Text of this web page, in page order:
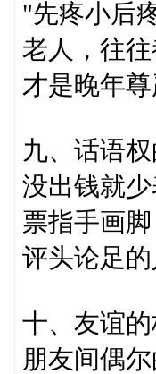
"先疼小后
老人，往
才是晚年
九、话语
没出钱就
票指手画
评头论足
十、友谊
朋友间偶